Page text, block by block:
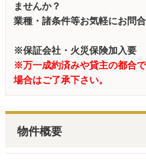
ませんか？
業種・諸条件等お気軽にお問合
※保証会社・火災保険加入
※万一成約済みや貸主の都合
場合はご了承下さい。
物件概要